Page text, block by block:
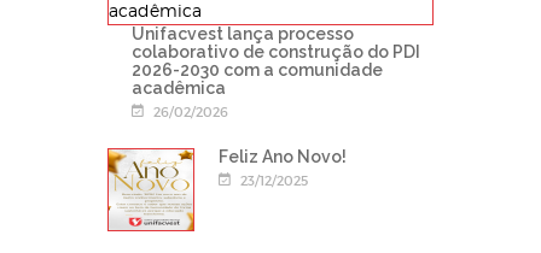
Unifacvest lança processo
colaborativo de construção do PDI
2026-2030 com a comunidade
acadêmica
26/02/2026
Feliz Ano Novo!
23/12/2025